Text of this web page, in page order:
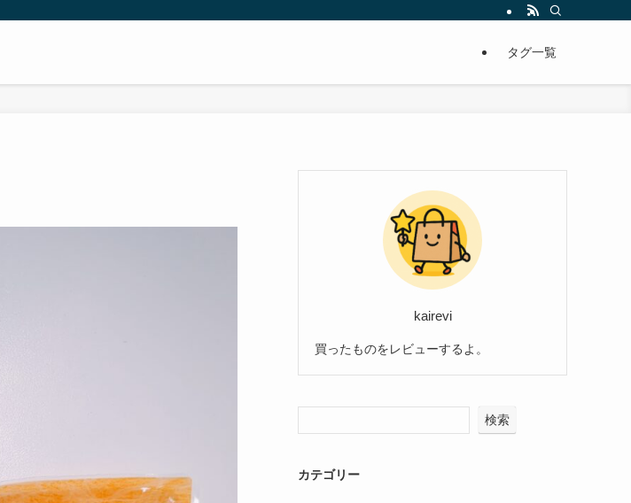
タグ一覧
kairevi
買ったものをレビューするよ。
検索
カテゴリー